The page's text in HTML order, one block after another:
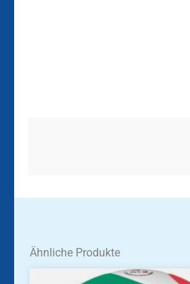
Ähnliche Produkte